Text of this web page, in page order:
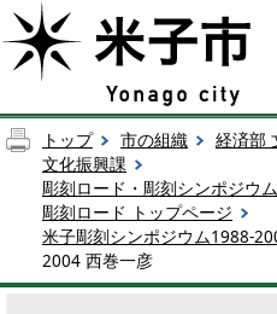
トップ 市の組織
経済部
文化振興課
彫刻ロード・彫刻シンポジウム
彫刻ロード トップページ
米子彫刻シンポジウム1988-
2004 西巻一彦